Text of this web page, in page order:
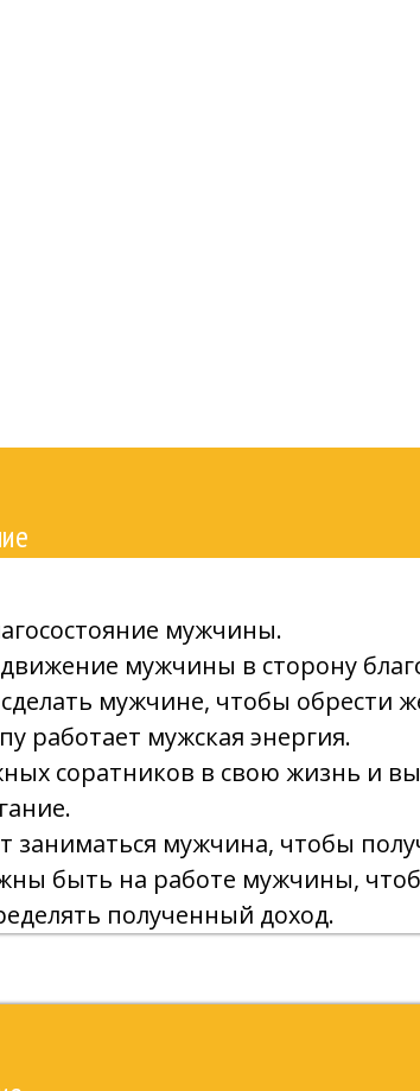
мужчины.
мужчины в сторону
мужчине, чтобы обрести
работает мужская энергия.
соратников в свою жизнь и
заниматься мужчина, чтобы
быть на работе мужчины,
полученный доход.